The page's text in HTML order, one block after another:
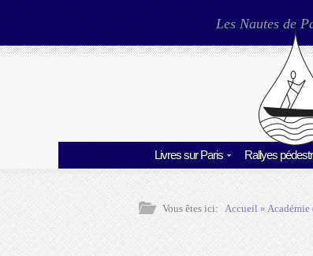
Les Nautes de
Livres sur Paris Rallyes
Vous êtes ici: Accueil»Académie